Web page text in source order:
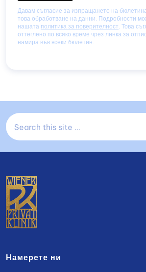
Давам съгласие за изпращането на
това обработване на данни. Подробности
нашата политика за поверителност. Това
оттеглено по всяко време чрез линка за
намира във всеки бюлетин.
Намерете ни